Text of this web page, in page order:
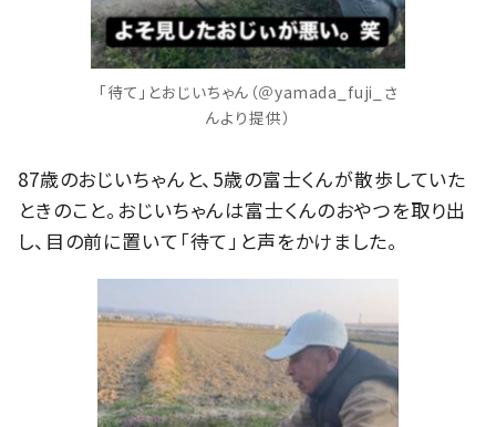
「待て」とおじいちゃん（＠yamada_fuji_さ
んより提供）
87歳のおじいちゃんと、5歳の富士くんが散歩していた
ときのこと。おじいちゃんは富士くんのおやつを取り出
し、目の前に置いて「待て」と声をかけました。